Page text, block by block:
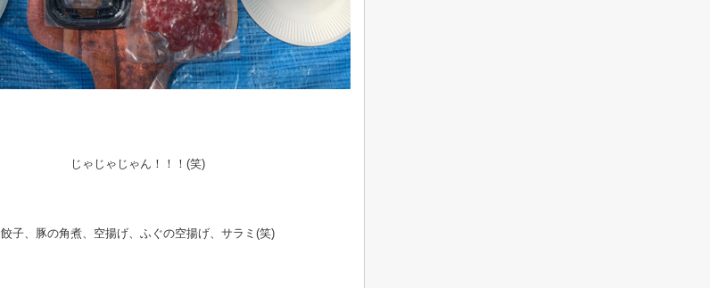
じゃじゃじゃん！！！(笑)
餃子、豚の角煮、空揚げ、ふぐの空揚げ、サラミ(笑)